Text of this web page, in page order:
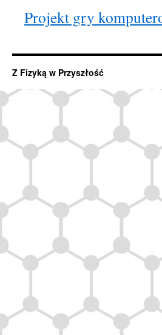
Projekt gry
Z Fizyką w Przyszłość